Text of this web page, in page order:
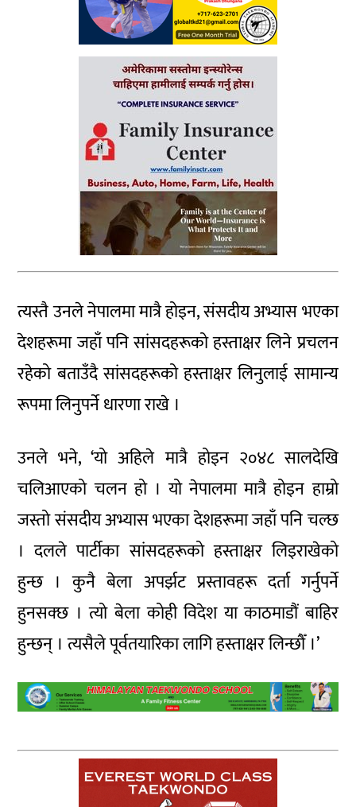
त्यस्तै उनले नेपालमा मात्रै होइन, संसदीय अभ्यास भएका
देशहरूमा जहाँ पनि सांसदहरूको हस्ताक्षर लिने प्रचलन
रहेको बताउँदै सांसदहरूको हस्ताक्षर लिनुलाई सामान्य
रूपमा लिनुपर्ने धारणा राखे ।
उनले भने, ‘यो अहिले मात्रै होइन २०४८ सालदेखि
चलिआएको चलन हो । यो नेपालमा मात्रै होइन हाम्रो
जस्तो संसदीय अभ्यास भएका देशहरूमा जहाँ पनि चल्छ
। दलले पार्टीका सांसदहरूको हस्ताक्षर लिइराखेको
हुन्छ । कुनै बेला अपर्झट प्रस्तावहरू दर्ता गर्नुपर्ने
हुनसक्छ । त्यो बेला कोही विदेश या काठमाडौं बाहिर
हुन्छन् । त्यसैले पूर्वतयारिका लागि हस्ताक्षर लिन्छौँ ।’